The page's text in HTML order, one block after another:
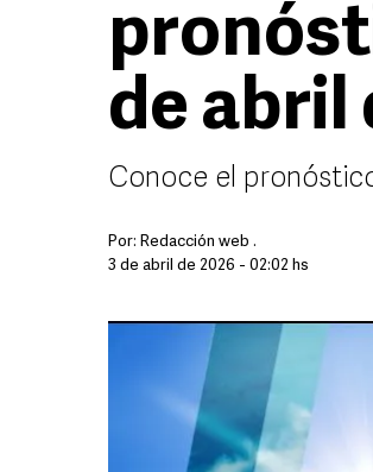
de abril
Conoce el
Por: Redacción web .
3 de abril de 2026 - 02:02 hs